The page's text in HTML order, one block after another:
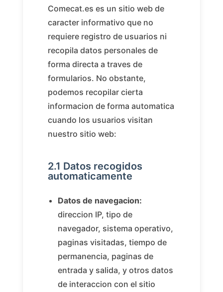
Comecat.es es un sitio web de
caracter informativo que no
requiere registro de usuarios ni
recopila datos personales de
forma directa a traves de
formularios. No obstante,
podemos recopilar cierta
informacion de forma automatica
cuando los usuarios visitan
nuestro sitio web:
2.1 Datos recogidos
automaticamente
Datos de navegacion:
direccion IP, tipo de
navegador, sistema operativo,
paginas visitadas, tiempo de
permanencia, paginas de
entrada y salida, y otros datos
de interaccion con el sitio